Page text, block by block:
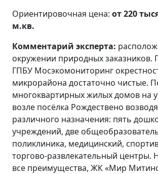
Ориентировочная цена: от 220
м.кв.
Комментарий эксперта:
окружении природных заказников.
ГПБУ Мосэкомониторинг
микрорайона достаточно чистые.
многоквартирных жилых домов на
возле посёлка Рождествено
различного назначения: пять
учреждений, две
поликлиника, медицинский,
торгово-развлекательный центры.
все преимущества, ЖК «Мир